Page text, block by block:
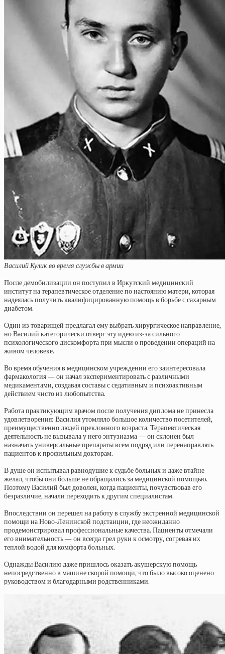
Василий Кулик во время службы в армии
После демобилизации он поступил в Иркутский медицинский
институт на терапевтическое отделение по настоянию матери, которая
надеялась получить квалифицированную помощь в борьбе с сахарным
диабетом.
Один из товарищей предлагал ему выбрать хирургическое направление,
но Василий категорически отверг эту идею из-за сильного
психологического дискомфорта при мысли о проведении операций на
живом человеке.
Во время обучения в медицинском учреждении его заинтересовала
фармакология — он начал экспериментировать с различными
медикаментами, создавая составы с седативным и психоактивным
действием чисто из любопытства.
Работа практикующим врачом после получения диплома не принесла
удовлетворения: Василия утомляло большое количество посетителей,
преимущественно людей преклонного возраста. Терапевтическая
деятельность не вызывала у него энтузиазма — он склонен был
назначать универсальные препараты всем подряд или перенаправлять
пациентов к профильным докторам.
В душе он испытывал равнодушие к судьбе больных и даже втайне
желал, чтобы они больше не обращались за медицинской помощью.
Поэтому Василий был доволен, когда пациенты, почувствовав его
безразличие, начали переходить к другим специалистам.
Впоследствии он перешел на работу в службу экстренной медицинской
помощи на Ново-Ленинской подстанции, где неожиданно
продемонстрировал профессиональные качества. Пациенты отмечали
его внимательность — он всегда грел руки к осмотру, согревая их
теплой водой для комфорта больных.
Однажды Василию даже пришлось оказать акушерскую помощь
непосредственно в машине скорой помощи, что было высоко оценено
руководством и благодарными родственниками.